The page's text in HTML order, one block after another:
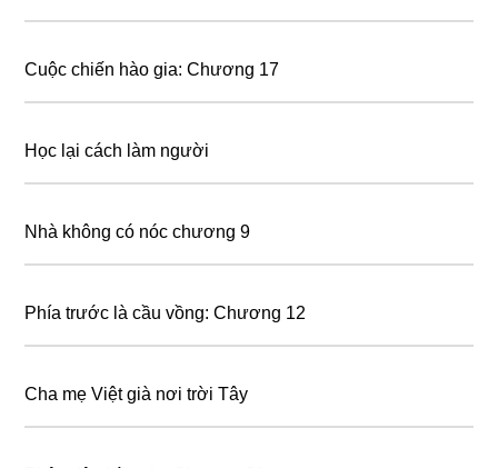
Cuộc chiến hào gia: Chương 17
Học lại cách làm người
Nhà không có nóc chương 9
Phía trước là cầu vồng: Chương 12
Cha mẹ Việt già nơi trời Tây